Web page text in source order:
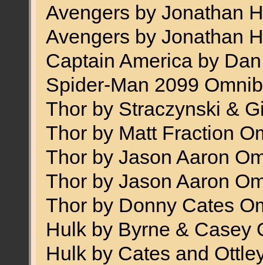
Avengers by Jonathan
Avengers by Jonathan
Captain America by
Spider-Man 2099
Thor by Straczynski &
Thor by Matt Fraction
Thor by Jason Aaron
Thor by Jason Aaron
Thor by Donny Cates
Hulk by Byrne & Casey
Hulk by Cates and